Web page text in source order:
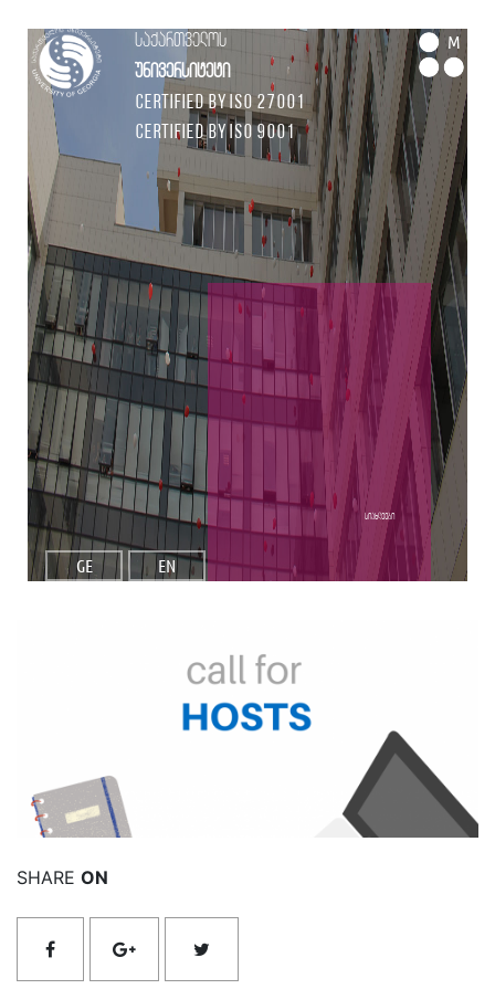
საქართველოს
უნივერსიტეტი
Certified by ISO 27001
Certified by ISO 9001
M
GE EN
სიახლეები
SHARE ON